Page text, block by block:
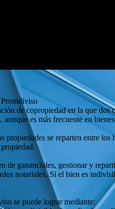
de copropiedad en la que dos
aunque es más frecuente en
propiedades se reparten entre
de gananciales, gestionar y
notariales. Si el bien es
se puede lograr mediante: